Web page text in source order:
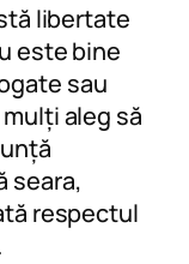
libertate
este bine
sau
aleg să
seara,
respectul